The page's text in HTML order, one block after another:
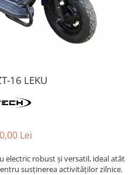
16 LEKU
Lei
electric robust și versatil, ideal atât
susținerea activităților zilnice.